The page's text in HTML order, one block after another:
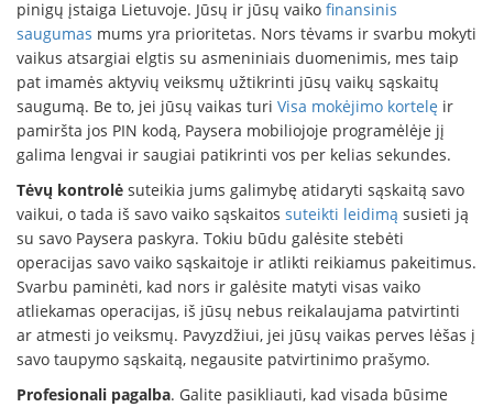
pinigų įstaiga Lietuvoje. Jūsų ir jūsų vaiko finansinis
saugumas mums yra prioritetas. Nors tėvams ir svarbu mokyti
vaikus atsargiai elgtis su asmeniniais duomenimis, mes taip
pat imamės aktyvių veiksmų užtikrinti jūsų vaikų sąskaitų
saugumą. Be to, jei jūsų vaikas turi Visa mokėjimo kortelę ir
pamiršta jos PIN kodą, Paysera mobiliojoje programėlėje jį
galima lengvai ir saugiai patikrinti vos per kelias sekundes.
Tėvų kontrolė suteikia jums galimybę atidaryti sąskaitą savo
vaikui, o tada iš savo vaiko sąskaitos suteikti leidimą susieti ją
su savo Paysera paskyra. Tokiu būdu galėsite stebėti
operacijas savo vaiko sąskaitoje ir atlikti reikiamus pakeitimus.
Svarbu paminėti, kad nors ir galėsite matyti visas vaiko
atliekamas operacijas, iš jūsų nebus reikalaujama patvirtinti
ar atmesti jo veiksmų. Pavyzdžiui, jei jūsų vaikas perves lėšas į
savo taupymo sąskaitą, negausite patvirtinimo prašymo.
Profesionali pagalba. Galite pasikliauti, kad visada būsime